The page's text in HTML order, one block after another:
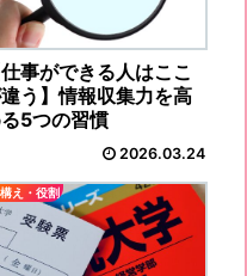
仕事ができる人はここ
う】情報収集力を高
5つの習慣
2026.03.24
え・役割